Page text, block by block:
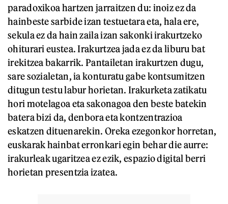
paradoxikoa hartzen jarraitzen du: inoiz ez da
hainbeste sarbide izan testuetara eta, hala ere,
sekula ez da hain zaila izan sakonki irakurtzeko
ohiturari eustea. Irakurtzea jada ez da liburu bat
irekitzea bakarrik. Pantailetan irakurtzen dugu,
sare sozialetan, ia konturatu gabe kontsumitzen
ditugun testu labur horietan. Irakurketa zatikatu
hori motelagoa eta sakonagoa den beste batekin
batera bizi da, denbora eta kontzentrazioa
eskatzen dituenarekin. Oreka ezegonkor horretan,
euskarak hainbat erronkari egin behar die aurre:
irakurleak ugaritzea ez ezik, espazio digital berri
horietan presentzia izatea.